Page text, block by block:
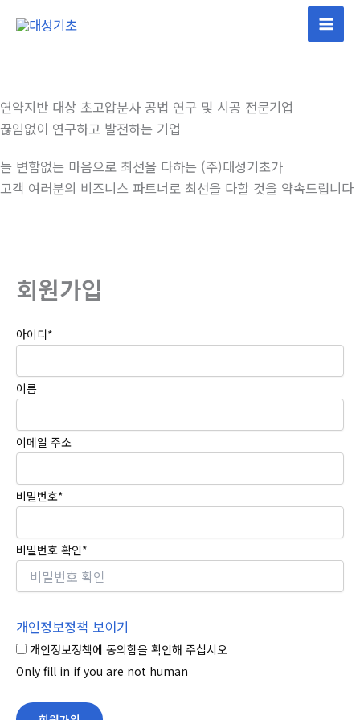
건
너
뛰
기
연약지반 대상 초고압분사 공법 연구 및 시공 전문기업
끊임없이 연구하고 발전하는 기업
늘 변함없는 마음으로 최선을 다하는 (주)대성기초가
고객 여러분의 비즈니스 파트너로 최선을 다할 것을 약속드립니다
회원가입
아이디*
이름
이메일 주소
비밀번호*
비밀번호 확인*
개인정보정책 보이기
개인정보정책에 동의함을 확인해 주십시오
Only fill in if you are not human